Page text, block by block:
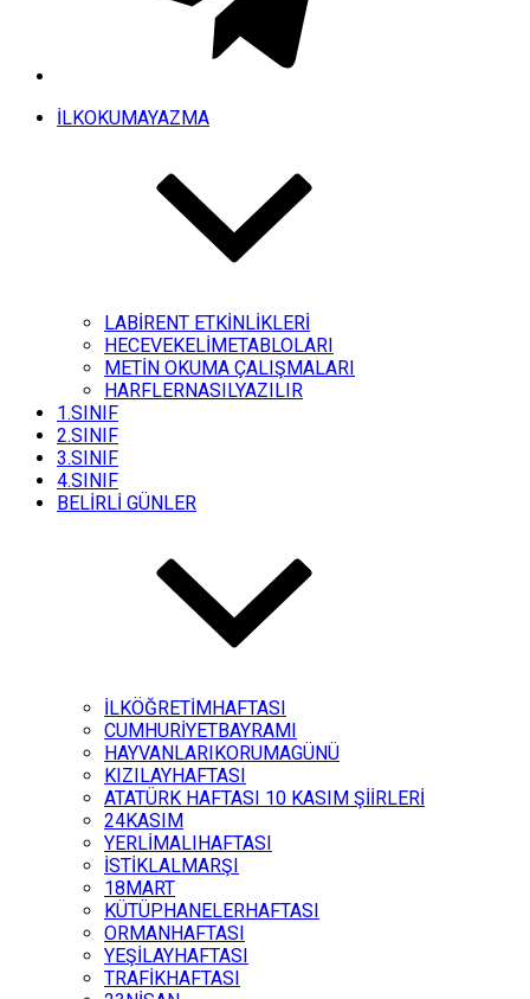
İLKOKUMAYAZMA
LABİRENT ETKİNLİKLERİ
HECEVEKELİMETABLOLARI
METİN OKUMA ÇALIŞMALARI
HARFLERNASILYAZILIR
1.SINIF
2.SINIF
3.SINIF
4.SINIF
BELİRLİ GÜNLER
İLKÖĞRETİMHAFTASI
CUMHURİYETBAYRAMI
HAYVANLARIKORUMAGÜNÜ
KIZILAYHAFTASI
ATATÜRK HAFTASI 10 KASIM ŞİİRLERİ
24KASIM
YERLİMALIHAFTASI
İSTİKLALMARŞI
18MART
KÜTÜPHANELERHAFTASI
ORMANHAFTASI
YEŞİLAYHAFTASI
TRAFİKHAFTASI